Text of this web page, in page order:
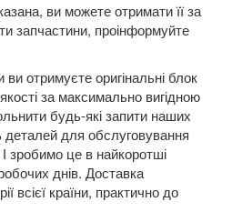
ви можете отримати її за
запчастини, проінформуйте
отримуєте оригінальні блок
за максимально вигідною
будь-які запити наших
деталей для обслуговування
зробимо це в найкоротші
днів. Доставка
всієї країни, практично до